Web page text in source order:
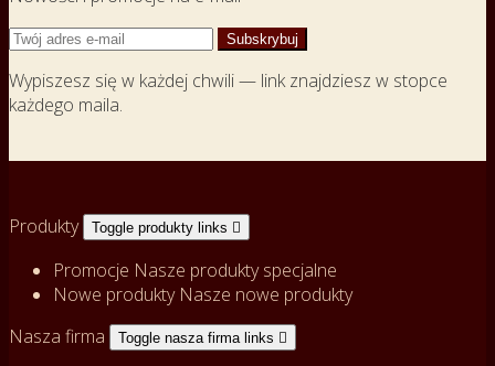
Wypiszesz się w każdej chwili — link znajdziesz w stopce
każdego maila.
Produkty Toggle produkty links 
Promocje Nasze produkty specjalne
Nowe produkty Nasze nowe produkty
Nasza firma
Toggle nasza firma links 